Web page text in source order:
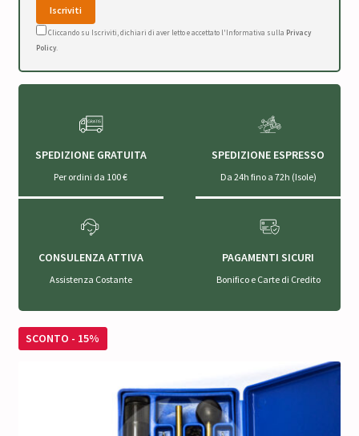
Cliccando su Iscriviti, dichiari di aver letto e accettato l'Informativa sulla Privacy
Policy.
SPEDIZIONE GRATUITA
Per ordini da 100 €
SPEDIZIONE ESPRESSO
Da 24h fino a 72h (Isole)
CONSULENZA ATTIVA
Assistenza Costante
PAGAMENTI SICURI
Bonifico e Carte di Credito
SCONTO - 15%